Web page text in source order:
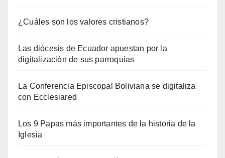
¿Cuáles son los valores cristianos?
Las diócesis de Ecuador apuestan por la
digitalización de sus parroquias
La Conferencia Episcopal Boliviana se digitaliza
con Ecclesiared
Los 9 Papas más importantes de la historia de la
Iglesia